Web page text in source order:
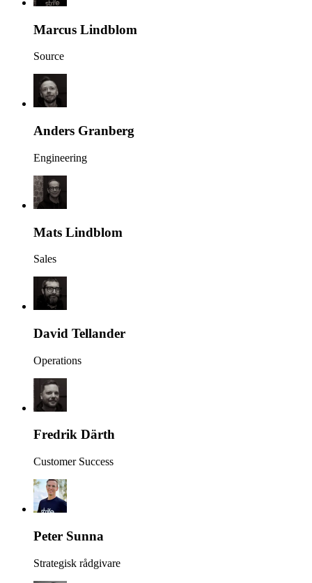
Marcus Lindblom
Source
Anders Granberg
Engineering
Mats Lindblom
Sales
David Tellander
Operations
Fredrik Därth
Customer Success
Peter Sunna
Strategisk rådgivare